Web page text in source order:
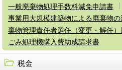
一般廃棄物処理手数料減免申請書
事業用大規模建築物による廃棄物
棄物管理責任者選任（変更・解任）
ごみ処理機購入費助成請求書
税金